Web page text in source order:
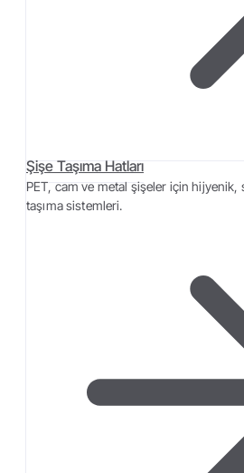
Şişe Taşıma Hatları
PET, cam ve metal şişeler için hijyenik,
taşıma sistemleri.